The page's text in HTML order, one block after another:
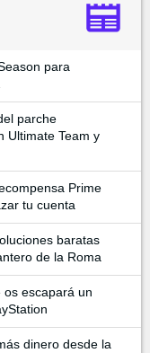
para
parche
Ultimate Team y
Prime
tu cuenta
baratas
de la Roma
os escapará un
dinero desde la